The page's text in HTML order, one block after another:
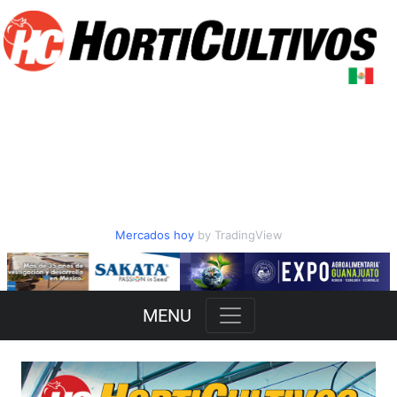
Mercados hoyby TradingView
Slide 2 of 3
MENU